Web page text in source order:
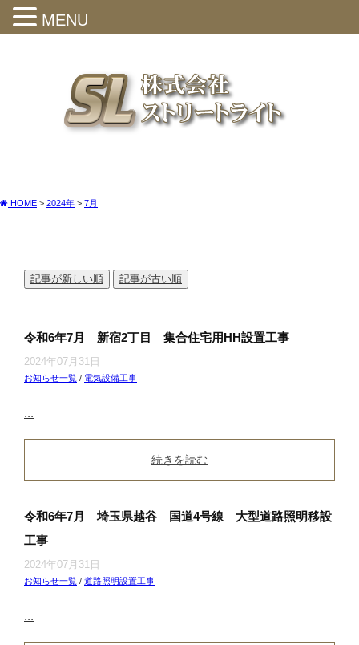
HOME > 2024年 > 7月
記事が新しい順 記事が古い順
令和6年7月 新宿2丁目 集合住宅用HH設置工事
2024年07月31日
お知らせ一覧 / 電気設備工事
...
続きを読む
令和6年7月 埼玉県越谷 国道4号線 大型道路照明移設
工事
2024年07月31日
お知らせ一覧 / 道路照明設置工事
...
MENU